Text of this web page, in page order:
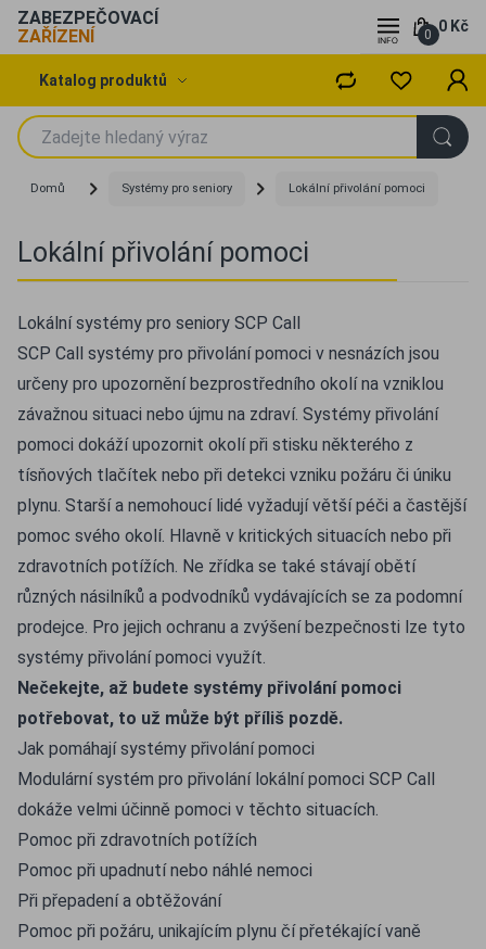
0 Kč
0
ZABEZPEČOVACÍ
ZAŘÍZENÍ
Katalog produktů
Domů Systémy pro seniory Lokální přivolání pomoci
Lokální přivolání pomoci
Lokální systémy pro seniory SCP Call
SCP Call systémy pro přivolání pomoci v nesnázích jsou
určeny pro upozornění bezprostředního okolí na vzniklou
závažnou situaci nebo újmu na zdraví. Systémy přivolání
pomoci dokáží upozornit okolí při stisku některého z
tísňových tlačítek nebo při detekci vzniku požáru či úniku
plynu. Starší a nemohoucí lidé vyžadují větší péči a častější
pomoc svého okolí. Hlavně v kritických situacích nebo při
zdravotních potížích. Ne zřídka se také stávají obětí
různých násilníků a podvodníků vydávajících se za podomní
prodejce. Pro jejich ochranu a zvýšení bezpečnosti lze tyto
systémy přivolání pomoci využít.
Nečekejte, až budete systémy přivolání pomoci
potřebovat, to už může být příliš pozdě.
Jak pomáhají systémy přivolání pomoci
Modulární systém pro přivolání lokální pomoci SCP Call
dokáže velmi účinně pomoci v těchto situacích.
Pomoc při zdravotních potížích
Pomoc při upadnutí nebo náhlé nemoci
Při přepadení a obtěžování
Pomoc při požáru, unikajícím plynu čí přetékající vaně